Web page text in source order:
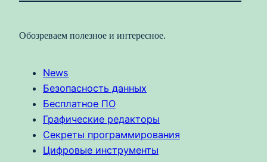
Обозреваем полезное и интересное.
News
Безопасность данных
Бесплатное ПО
Графические редакторы
Секреты программирования
Цифровые инструменты